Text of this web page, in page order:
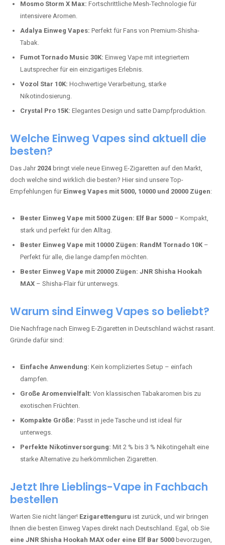
Mosmo Storm X Max: Fortschrittliche Mesh-Technologie für
intensivere Aromen.
Adalya Einweg Vapes: Perfekt für Fans von Premium-Shisha-
Tabak.
Fumot Tornado Music 30K: Einweg Vape mit integriertem
Lautsprecher für ein einzigartiges Erlebnis.
Vozol Star 10K: Hochwertige Verarbeitung, starke
Nikotindosierung.
Crystal Pro 15K: Elegantes Design und satte Dampfproduktion.
Welche Einweg Vapes sind aktuell die
besten?
Das Jahr 2024 bringt viele neue Einweg E-Zigaretten auf den Markt,
doch welche sind wirklich die besten? Hier sind unsere Top-
Empfehlungen für Einweg Vapes mit 5000, 10000 und 20000 Zügen:
Bester Einweg Vape mit 5000 Zügen: Elf Bar 5000 – Kompakt,
stark und perfekt für den Alltag.
Bester Einweg Vape mit 10000 Zügen: RandM Tornado 10K –
Perfekt für alle, die lange dampfen möchten.
Bester Einweg Vape mit 20000 Zügen: JNR Shisha Hookah
MAX – Shisha-Flair für unterwegs.
Warum sind Einweg Vapes so beliebt?
Die Nachfrage nach Einweg E-Zigaretten in Deutschland wächst rasant.
Gründe dafür sind:
Einfache Anwendung: Kein kompliziertes Setup – einfach
dampfen.
Große Aromenvielfalt: Von klassischen Tabakaromen bis zu
exotischen Früchten.
Kompakte Größe: Passt in jede Tasche und ist ideal für
unterwegs.
Perfekte Nikotinversorgung: Mit 2 % bis 3 % Nikotingehalt eine
starke Alternative zu herkömmlichen Zigaretten.
Jetzt Ihre Lieblings-Vape in Fachbach
bestellen
Warten Sie nicht länger! Ezigarettenguru ist zurück, und wir bringen
Ihnen die besten Einweg Vapes direkt nach Deutschland. Egal, ob Sie
eine JNR Shisha Hookah MAX oder eine Elf Bar 5000 bevorzugen,